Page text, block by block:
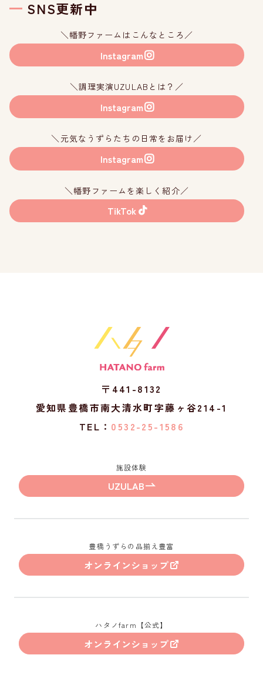
SNS更新中
＼幡野ファームはこんなところ／
Instagram
＼調理実演UZULABとは？／
Instagram
＼元気なうずらたちの日常をお届け／
Instagram
＼幡野ファームを楽しく紹介／
TikTok
〒441-8132
愛知県豊橋市南大清水町字藤ヶ谷214-1
TEL： 0532-25-1586
施設体験
UZULAB
豊橋うずらの品揃え豊富
オンラインショップ
ハタノfarm【公式】
オンラインショップ